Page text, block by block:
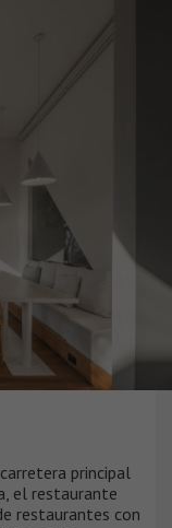
principal
el restaurante
restaurantes con